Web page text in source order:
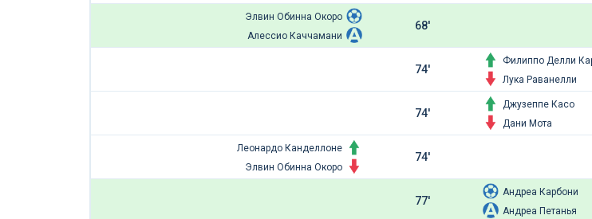
Элвин Обинна Окоро
Алессио Каччамани
68'
74'
Филиппо Делли
Лука Раванелли
74'
Джузеппе Касо
Дани Мота
Леонардо Канделлоне
Элвин Обинна Окоро
74'
77'
Андреа Карбони
Андреа Петанья